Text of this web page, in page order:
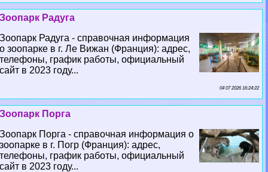
Зоопарк Радуга
Зоопарк Радуга - справочная информация
о зоопарке в г. Ле Вижан (Франция): адрес,
телефоны, график работы, официальный
сайт в 2023 году...
04 07 2026 16:24:22
Зоопарк Порга
Зоопарк Порга - справочная информация о
зоопарке в г. Погр (Франция): адрес,
телефоны, график работы, официальный
сайт в 2023 году...